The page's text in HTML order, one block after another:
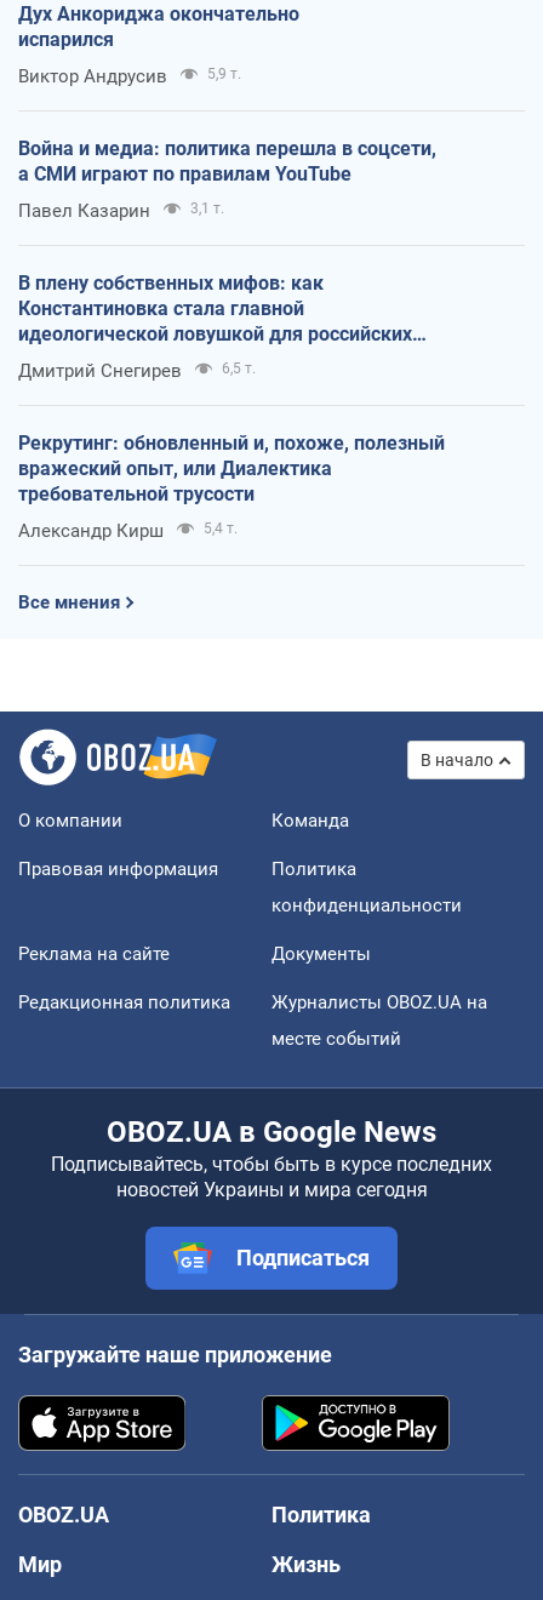
Дух Анкориджа окончательно
испарился
Виктор Андрусив 5,9 т.
Война и медиа: политика перешла в соцсети,
а СМИ играют по правилам YouTube
Павел Казарин 3,1 т.
В плену собственных мифов: как
Константиновка стала главной
идеологической ловушкой для российских
оккупантов
Дмитрий Снегирев 6,5 т.
Рекрутинг: обновленный и, похоже, полезный
вражеский опыт, или Диалектика
требовательной трусости
Александр Кирш 5,4 т.
Все мнения
В начало
О компании Команда
Правовая информация
Политика
конфиденциальности
Реклама на сайте Документы
Редакционная политика
Журналисты OBOZ.UA на
месте событий
OBOZ.UA в Google News
Подписывайтесь, чтобы быть в курсе последних
новостей Украины и мира сегодня
Подписаться
Загружайте наше приложение
OBOZ.UA
Политика
Мир
Жизнь